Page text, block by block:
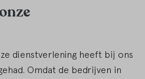
dienstverlening heeft bij ons
Omdat de bedrijven in